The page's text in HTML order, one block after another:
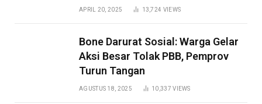
APRIL 20, 2025 13,724 VIEWS
Bone Darurat Sosial: Warga Gelar
Aksi Besar Tolak PBB, Pemprov
Turun Tangan
AGUSTUS 18, 2025 10,337VIEWS